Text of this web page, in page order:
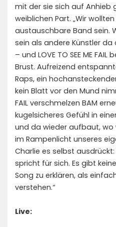
mit der sie sich auf Anhieb
weiblichen Part. „Wir
austauschbare Band sein.
sein als andere Künstler
– und LOVE TO SEE ME
Brust. Aufreizend
Raps, ein
kein Blatt vor den Mund
FAIL verschmelzen BAM
kugelsicheres Gefühl in
und da wieder aufbaut, wo
im Rampenlicht unseres
Charlie es selbst ausdrückt:
spricht für sich. Es gibt
Song zu erklären, als
verstehen.“
Live: